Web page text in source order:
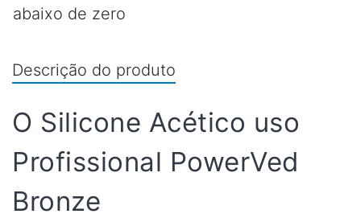
abaixo de zero
Descrição do produto
O Silicone Acético uso
Profissional PowerVed
Bronze